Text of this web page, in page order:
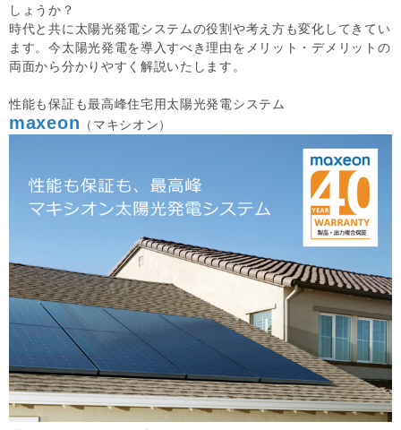
しょうか？
時代と共に太陽光発電システムの役割や考え方も変化してきてい
ます。今太陽光発電を導入すべき理由をメリット・デメリットの
両面から分かりやすく解説いたします。
性能も保証も最高峰住宅用太陽光発電システム
maxeon （マキシオン）